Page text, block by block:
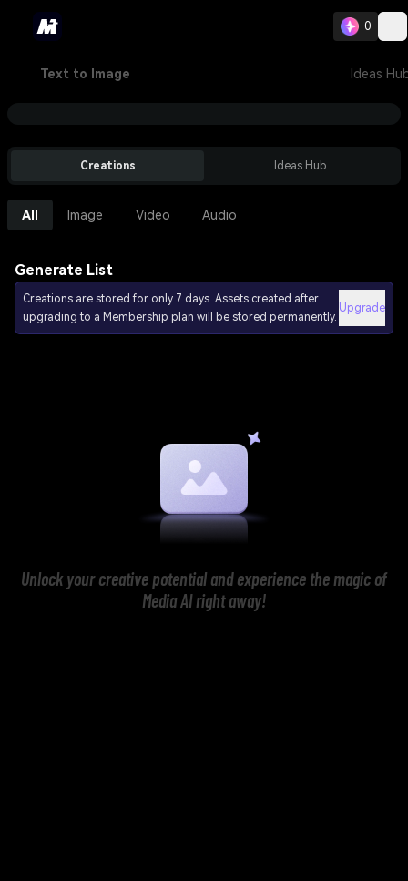
0
Text to Image Ideas
Creations Ideas Hub
All Image Video Audio
Generate List
Creations are stored for only 7 days. Assets created after
upgrading to a Membership plan will be stored permanently.
Upgrade
Unlock your creative potential and experience the magic of
Media AI right away!